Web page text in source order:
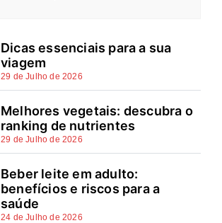
Dicas essenciais para a sua
viagem
29 de Julho de 2026
Melhores vegetais: descubra o
ranking de nutrientes
29 de Julho de 2026
Beber leite em adulto:
benefícios e riscos para a
saúde
24 de Julho de 2026